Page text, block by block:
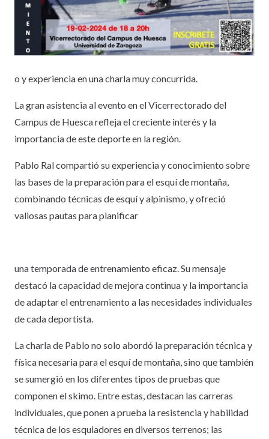
o y experiencia en una charla muy concurrida.
La gran asistencia al evento en el Vicerrectorado del
Campus de Huesca refleja el creciente interés y la
importancia de este deporte en la región.
Pablo Ral compartió su experiencia y conocimiento sobre
las bases de la preparación para el esquí de montaña,
combinando técnicas de esquí y alpinismo, y ofreció
valiosas pautas para planificar
una temporada de entrenamiento eficaz. Su mensaje
destacó la capacidad de mejora continua y la importancia
de adaptar el entrenamiento a las necesidades individuales
de cada deportista.
La charla de Pablo no solo abordó la preparación técnica y
física necesaria para el esquí de montaña, sino que también
se sumergió en los diferentes tipos de pruebas que
componen el skimo. Entre estas, destacan las carreras
individuales, que ponen a prueba la resistencia y habilidad
técnica de los esquiadores en diversos terrenos; las